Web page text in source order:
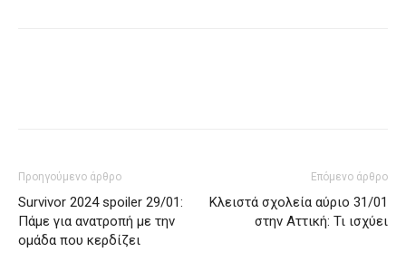
Προηγούμενο άρθρο
Survivor 2024 spoiler 29/01:
Πάμε για ανατροπή με την
ομάδα που κερδίζει
Επόμενο άρθρο
Κλειστά σχολεία αύριο 31/01
στην Αττική: Τι ισχύει